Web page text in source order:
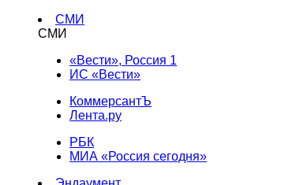
СМИ
СМИ
«Вести», Россия 1
ИС «Вести»
КоммерсантЪ
Лента.ру
РБК
МИА «Россия сегодня»